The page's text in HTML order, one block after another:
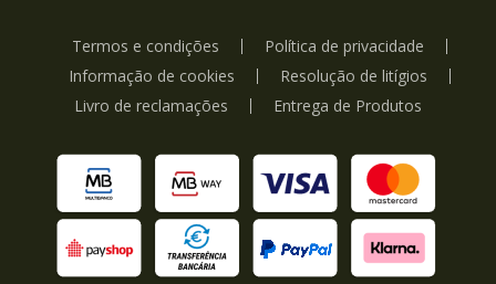
Termos e condições
Política de privacidade
Informação de cookies
Resolução de litígios
Livro de reclamações
Entrega de Produtos